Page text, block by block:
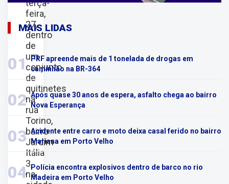
terça-
feira,
27,
dentro
de
um
conjunto
de
quitinetes
na
rua
Torino,
bairro
Jardim
Itália
3,
na
MAIS LIDAS
01
PRF apreende mais de 1 tonelada de drogas em
caminhão na BR-364
02 Após quase 30 anos de espera, asfalto chega ao bairro
Nova Esperança
03 Acidente entre carro e moto deixa casal ferido no bairro
Mariana em Porto Velho
04 Polícia encontra explosivos dentro de barco no rio
Madeira em Porto Velho